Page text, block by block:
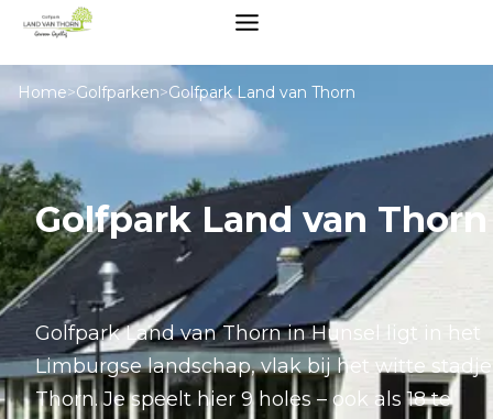
Home>Golfparken>Golfpark Land van Thorn
Golfpark Land van Thorn
Golfpark Land van Thorn in Hunsel ligt in het
Limburgse landschap, vlak bij het witte stadje
Thorn. Je speelt hier 9 holes – ook als 18 te